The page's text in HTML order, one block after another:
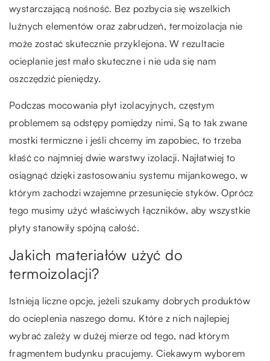
wystarczającą nośność. Bez pozbycia się wszelkich
luźnych elementów oraz zabrudzeń, termoizolacja nie
może zostać skutecznie przyklejona. W rezultacie
ocieplanie jest mało skuteczne i nie uda się nam
oszczędzić pieniędzy.
Podczas mocowania płyt izolacyjnych, częstym
problemem są odstępy pomiędzy nimi. Są to tak zwane
mostki termiczne i jeśli chcemy im zapobiec, to trzeba
kłaść co najmniej dwie warstwy izolacji. Najłatwiej to
osiągnąć dzięki zastosowaniu systemu mijankowego, w
którym zachodzi wzajemne przesunięcie styków. Oprócz
tego musimy użyć właściwych łączników, aby wszystkie
płyty stanowiły spójną całość.
Jakich materiałów użyć do
termoizolacji?
Istnieją liczne opcje, jeżeli szukamy dobrych produktów
do ocieplenia naszego domu. Które z nich najlepiej
wybrać zależy w dużej mierze od tego, nad którym
fragmentem budynku pracujemy. Ciekawym wyborem